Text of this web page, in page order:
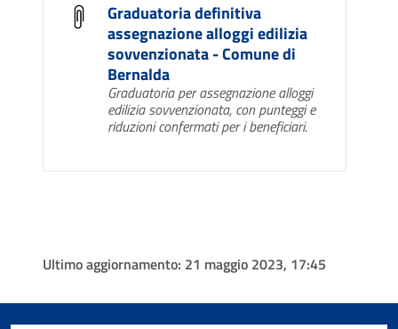
Graduatoria definitiva
assegnazione alloggi edilizia
sovvenzionata - Comune di
Bernalda
Graduatoria per assegnazione alloggi
edilizia sovvenzionata, con punteggi e
riduzioni confermati per i beneficiari.
Ultimo aggiornamento: 21 maggio 2023, 17:45